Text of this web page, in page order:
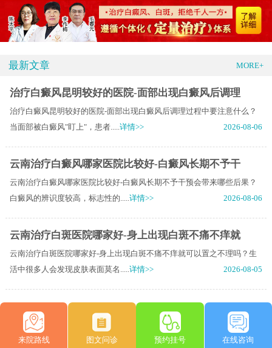
最新文章 MORE+
治疗白癜风昆明较好的医院-面部出现白癜风后调理
治疗白癜风昆明较好的医院-面部出现白癜风后调理过程中要注意什么？
当面部被白癜风"盯上"，患者.....详情>> 2026-08-06
云南治疗白癜风哪家医院比较好-白癜风长期不予干
云南治疗白癜风哪家医院比较好-白癜风长期不予干预会带来哪些后果？
白癜风的辨识度较高，标志性的.....详情>> 2026-08-06
云南治疗白斑医院哪家好-身上出现白斑不痛不痒就
云南治疗白斑医院哪家好-身上出现白斑不痛不痒就可以置之不理吗？生
活中很多人会发现皮肤表面莫名.....详情>> 2026-08-05
来院路线 图文问诊 预约挂号 在线咨询